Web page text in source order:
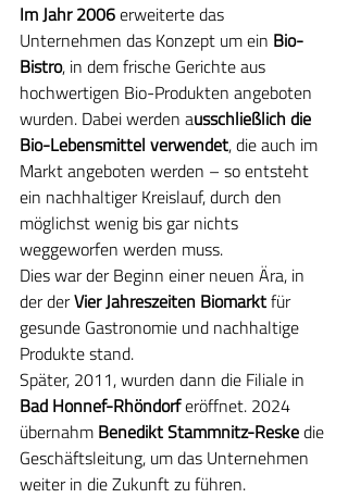
Im Jahr 2006 erweiterte das
Unternehmen das Konzept um ein Bio-
Bistro, in dem frische Gerichte aus
hochwertigen Bio-Produkten angeboten
wurden. Dabei werden ausschließlich die
Bio-Lebensmittel verwendet, die auch im
Markt angeboten werden – so entsteht
ein nachhaltiger Kreislauf, durch den
möglichst wenig bis gar nichts
weggeworfen werden muss.
Dies war der Beginn einer neuen Ära, in
der der Vier Jahreszeiten Biomarkt für
gesunde Gastronomie und nachhaltige
Produkte stand.
Später, 2011, wurden dann die Filiale in
Bad Honnef-Rhöndorf eröffnet. 2024
übernahm Benedikt Stammnitz-Reske die
Geschäftsleitung, um das Unternehmen
weiter in die Zukunft zu führen.